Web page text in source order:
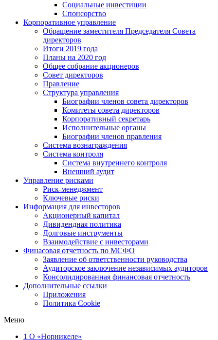
Социальные инвестиции
Спонсорство
Корпоративное управление
Обращение заместителя Председателя Совета
директоров
Итоги 2019 года
Планы на 2020 год
Общее собрание акционеров
Совет директоров
Правление
Структура управления
Биографии членов совета директоров
Комитеты совета директоров
Корпоративный секретарь
Исполнительные органы
Биографии членов правления
Система вознаграждения
Система контроля
Система внутреннего контроля
Внешний аудит
Управление рисками
Риск-менеджмент
Ключевые риски
Информация для инвесторов
Акционерный капитал
Дивидендная политика
Долговые инструменты
Взаимодействие с инвеcторами
Финасовая отчетность по МСФО
Заявление об ответственности руководства
Аудиторское заключение независимых аудиторов
Консолидированная финансовая отчетность
Дополнительные ссылки
Приложения
Политика Cookie
Меню
1 О «Норникеле»